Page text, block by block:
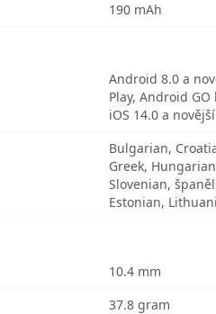
190 mAh
Android 8.0 a
Play, Android
iOS 14.0 a novější
Bulgarian,
Greek,
Slovenian,
Estonian,
10.4 mm
37.8 gram